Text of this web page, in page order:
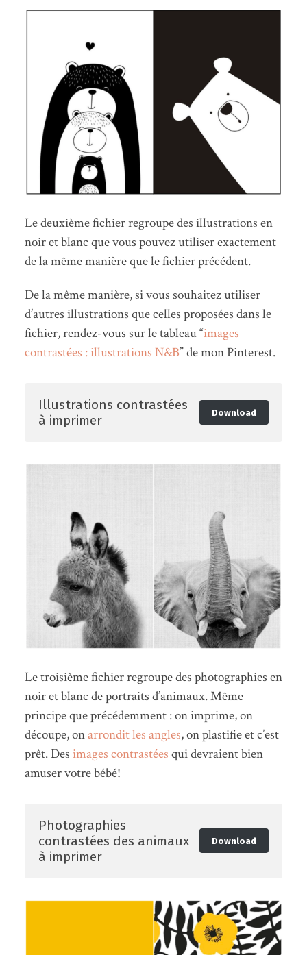
Le deuxième fichier regroupe des illustrations en
noir et blanc que vous pouvez utiliser exactement
de la même manière que le fichier précédent.
De la même manière, si vous souhaitez utiliser
d’autres illustrations que celles proposées dans le
fichier, rendez-vous sur le tableau “images
contrastées : illustrations N&B” de mon Pinterest.
Illustrations contrastées
à imprimer
Download
Le troisième fichier regroupe des photographies en
noir et blanc de portraits d’animaux. Même
principe que précédemment : on imprime, on
découpe, onarrondit les angles, on plastifie et c’est
prêt. Des images contrastées qui devraient bien
amuser votre bébé!
Photographies
contrastées des animaux
à imprimer
Download